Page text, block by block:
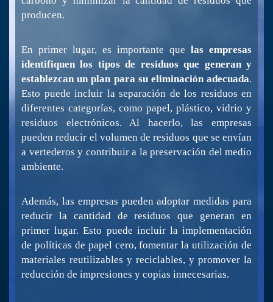
producen.
En primer lugar, es importante que las empresas
identifiquen los tipos de residuos que generan y
establezcan un plan para su eliminación adecuada.
Esto puede incluir la separación de los residuos en
diferentes categorías, como papel, plástico, vidrio y
residuos electrónicos. Al hacerlo, las empresas
pueden reducir el volumen de residuos que se envían
a vertederos y contribuir a la preservación del medio
ambiente.
Además, las empresas pueden adoptar medidas para
reducir la cantidad de residuos que generan en
primer lugar. Esto puede incluir la implementación
de políticas de papel cero, fomentar la utilización de
materiales reutilizables y reciclables, y promover la
reducción de impresiones y copias innecesarias.